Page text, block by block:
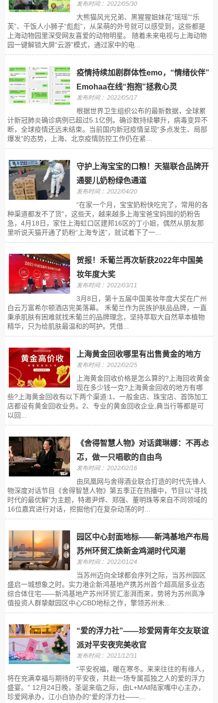
发布时间:：2022/05/30
大熊猫风光兄弟、黑猩猩姐妹花“瑶瑶”“乐
芙”、干饭人小狮子“彪彪”，从呆萌的外号就可以感受到，这些都是
上海动物园里深受网友喜爱的动物明星。 随着未来电视与上海动物
园一键解锁大屏“云游”模式，通过家中的电...
疫情持续加剧群体性emo，“情绪伙伴”
Emohaa在线“抱抱”拯救心灵
发布时间:：2022/05/17
根据世界卫生组织公布的最新数据，全球累
计新冠肺炎确诊病例已超过5.1亿例。确诊数持续攀升，病毒变异不
断，全球疫情还远未结束。当前国内新冠疫情呈现“多点发生、局部
爆发”的态势，上海、北京疫情防控工作仍在紧...
守护上海宝宝的口粮！天猫联合品牌开
通婴儿奶粉绿色通道
发布时间:：2022/04/20
“在家一个月，宝宝奶粉快吃完了，常用的各
种渠道都发不了货”，这些天，越来越多上海宝爸宝妈囤的奶粉告
急，4月18日，家住上海虹口区建邦16区的丁小姐，偶然从朋友那
里听说天猫开通了奶粉“上海专送”，就试着下了一...
贺报！禾葡兰再次斩获2022年中国美
妆年度大奖
发布时间:：2022/03/11
3月8日，第十五届中国美妆年度大奖在广州
白云万富希尔顿酒店完美落幕。 禾葡兰作为民族护肤品品牌，一直
秉承肌肤有困难就找禾葡兰的品牌理念，坚持萃取大自然草本植物
精华，只为给肌肤最温和的呵护。凭借...
上海黄金回收哪里有出售黄金的地方
发布时间:：2022/02/25
上海黄金回收价格是怎么算的?上海回收黄金
现在多少钱一克?上海黄金回收的地方有哪
些?上海黄金回收有以下两个渠道:1、一般金店、珠宝店、首饰加工
店都设有黄金回收业务。2、专业的黄金回收企业,典当行等都是可
以回...
《舍得智慧人物》对话龚琳娜：不再忐
忑，做一只唱歌的自由鸟
发布时间:：2022/02/16
由凤凰网与舍得酒业联合打造的时代先锋人
物深度对话节目《舍得智慧人物》第五季正在热播中，节目以“寻找
时代的最优解”为主题，特邀尹烨、郑强、董明珠等来自不同领域的
16位嘉宾进行对话，挖掘他们在复杂动荡的时...
园区中心封面地标——新鸿基地产布局
苏州环贸汇焕新金鸡湖时代风潮
发布时间:：2022/01/24
当苏州迈向全球都会序列之际，当苏州园区
盛启一城想象之时。实力港企新鸿基地产携苏州首个超高层多业态
综合体住宅——新鸿基地产苏州环贸汇澎湃而来，势将为苏州高净
值投资人群挚献园区中心CBD地标之作，擎领苏州未...
“爱的浮力社”——珍爱网青年交友联谊
派对平安夜完美收官
发布时间:：2021/12/31
​“平安祝福，暖在寒冬。来来往往的有缘人，
将在充满幸福与期待的平安夜，共赴一场专属孤独之人的爱的浮力
盛宴。” 12月24日晚，圣诞来临之际，由L+MAll陆家嘴中心主办，
珍爱网承办，江小白协办的“爱的浮力社——...